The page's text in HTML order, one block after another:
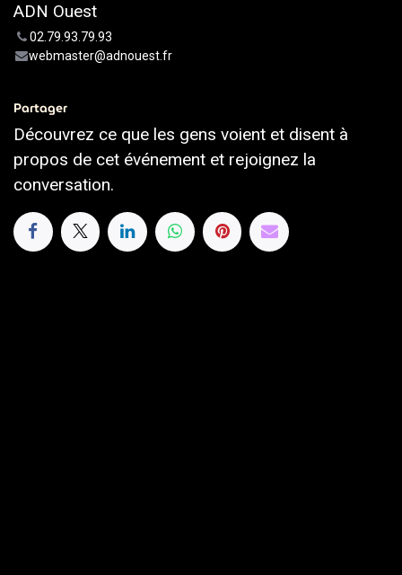
ADN Ouest
02.79.93.79.93
webmaster@adnouest.fr
Partager
Découvrez ce que les gens voient et disent à
propos de cet événement et rejoignez la
conversation.